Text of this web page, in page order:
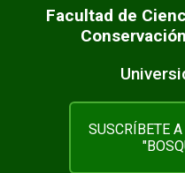
Facultad de
SUSCRÍBETE